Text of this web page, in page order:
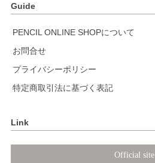
Guide
PENCIL ONLINE SHOPについて
お問合せ
プライバシーポリシー
特定商取引法に基づく表記
Link
Official site